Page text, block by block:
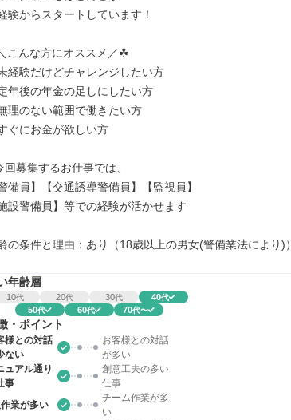
験からスタートしています！
こんな方にオススメ／☘
経験だけどチャレンジしたい方
年後の年金の足しにしたい方
理のない範囲で働きたい方
ぐにお金が欲しい方
回募集するお仕事では、
警備員】【交通誘導警備員】【監視員】
施設警備員】等での経験が活かせます
の条件と理由：あり（18歳以上の男女(警備業法により)）
年齢層
10代 20代 30代 40代
50代 60代 70代〜
・ポイント
様との対話
ない
お客様との対話
が多い
ュアル通り
事
創意工夫の多い
仕事
業が多い
チーム作業が多
い